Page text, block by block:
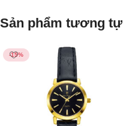
Sản phẩm tương tự
-15%